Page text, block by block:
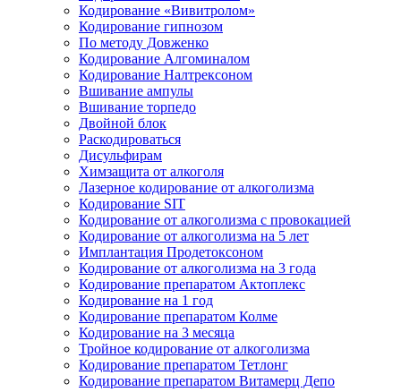
Кодирование «Вивитролом»
Кодирование гипнозом
По методу Довженко
Кодирование Алгоминалом
Кодирование Налтрексоном
Вшивание ампулы
Вшивание торпедо
Двойной блок
Раскодироваться
Дисульфирам
Химзащита от алкоголя
Лазерное кодирование от алкоголизма
Кодирование SIT
Кодирование от алкоголизма с провокацией
Кодирование от алкоголизма на 5 лет
Имплантация Продетоксоном
Кодирование от алкоголизма на 3 года
Кодирование препаратом Актоплекс
Кодирование на 1 год
Кодирование препаратом Колме
Кодирование на 3 месяца
Тройное кодирование от алкоголизма
Кодирование препаратом Тетлонг
Кодирование препаратом Витамерц Депо